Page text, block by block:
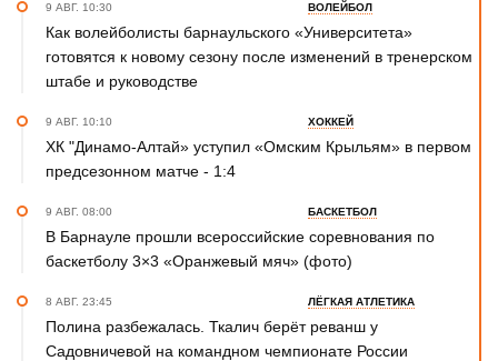
9 АВГ. 10:30 ВОЛЕЙБОЛ
Как волейболисты барнаульского «Университета»
готовятся к новому сезону после изменений в тренерском
штабе и руководстве
9 АВГ. 10:10 ХОККЕЙ
ХК "Динамо-Алтай» уступил «Омским Крыльям» в первом
предсезонном матче - 1:4
9 АВГ. 08:00 БАСКЕТБОЛ
В Барнауле прошли всероссийские соревнования по
баскетболу 3×3 «Оранжевый мяч» (фото)
8 АВГ. 23:45 ЛЁГКАЯ АТЛЕТИКА
Полина разбежалась. Ткалич берёт реванш у
Садовничевой на командном чемпионате России